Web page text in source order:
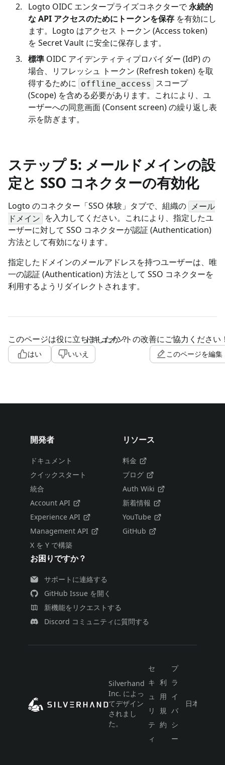
Logto OIDC エンタープライズコネクターで永続的
な API アクセスのためにトークンを保存 を有効にし
ます。Logto はアクセス トークン (Access token)
を Secret Vault に安全に保存します。
標準 OIDC アイデンティティプロバイダー (IdP) の
場合、リフレッシュ トークン (Refresh token) を取
得するために offline_access
スコープ
(Scope) を含める必要があります。これにより、ユ
ーザーへの同意画面 (Consent screen) の繰り返し表
示を防ぎます。
ステップ 5: メールドメインの設
定と SSO コネクターの有効化
Logto のコネクター「SSO 体験」タブで、組織の
メール
ドメイン
を入力してください。これにより、指定したユ
ーザーに対して SSO コネクターが認証 (Authentication)
方法として有効になります。
指定したドメインのメールアドレスを持つユーザーは、唯
一の認証 (Authentication) 方法として SSO コネクターを
利用するようリダイレクトされます。
このページは役に立ちましたか？
はい いいえ
ドキュメントの改善にご協力ください
このページを編集
開発者
ドキュメント
クイックスタート
統合
Account API
Experience API
Management API
X を Y で構築
リソース
料金
ブログ
Auth Wiki
新着情報
YouTube
GitHub
お困りですか？
サポートに連絡する
GitHub Issue を開く
新機能をリクエストする
Discord コミュニティに質問する
Silverhand
Inc. によっ
てデザイン
されまし
た。
セ
キ
ュ
リ
テ
ィ
利
用
規
約
プ
ラ
イ
バ
シ
ー
日本語